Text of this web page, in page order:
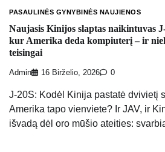
PASAULINĖS GYNYBINĖS NAUJIENOS
Naujasis Kinijos slaptas naikintuvas
kur Amerika deda kompiuterį – ir
teisingai
Admin 16 Birželio, 2026 0
J-20S: Kodėl Kinija pastatė dvivietį
Amerika tapo vienviete? Ir JAV, ir
išvadą dėl oro mūšio ateities: